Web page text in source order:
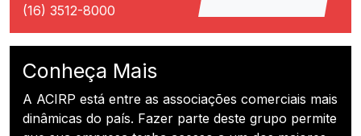
(16) 3512-8000
Conheça Mais
A ACIRP está entre as associações comerciais mais
dinâmicas do país. Fazer parte deste grupo permite